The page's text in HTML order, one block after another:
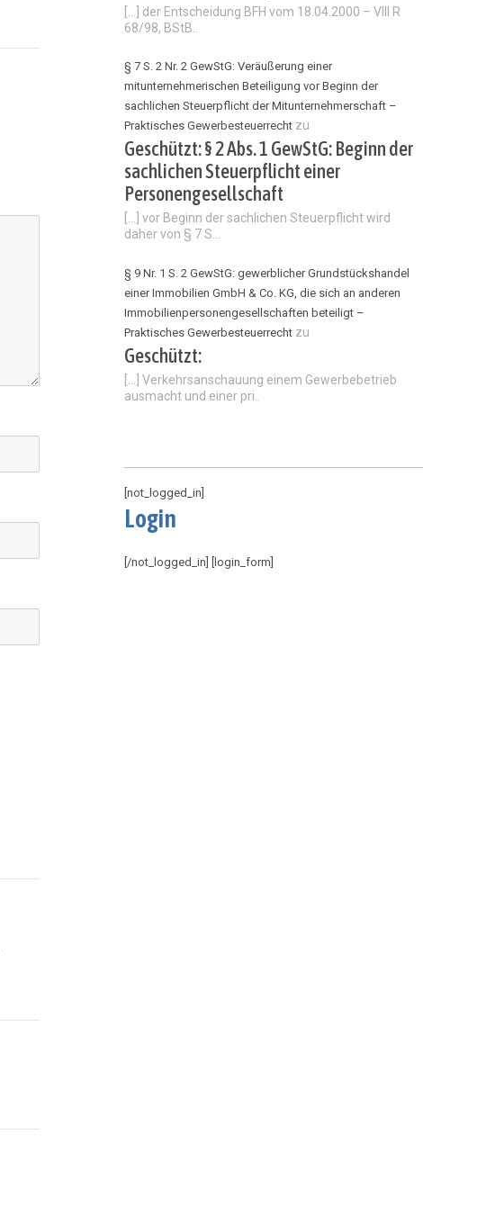
[…] der Entscheidung BFH vom 18.04.2000 – VIII R
68/98, BStB..
§ 7 S. 2 Nr. 2 GewStG: Veräußerung einer
mitunternehmerischen Beteiligung vor Beginn der
sachlichen Steuerpflicht der Mitunternehmerschaft –
Praktisches Gewerbesteuerrecht zu
Geschützt: § 2 Abs. 1 GewStG: Beginn der
sachlichen Steuerpflicht einer
Personengesellschaft
[…] vor Beginn der sachlichen Steuerpflicht wird
daher von § 7 S...
§ 9 Nr. 1 S. 2 GewStG: gewerblicher Grundstückshandel
einer Immobilien GmbH & Co. KG, die sich an anderen
Immobilienpersonengesellschaften beteiligt –
Praktisches Gewerbesteuerrecht zu
Geschützt:
[…] Verkehrsanschauung einem Gewerbebetrieb
ausmacht und einer pri..
[not_logged_in]
Login
[/not_logged_in] [login_form]